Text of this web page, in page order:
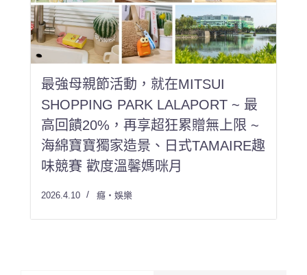
最強母親節活動，就在MITSUI
SHOPPING PARK LALAPORT ~ 最
高回饋20%，再享超狂累贈無上限 ~
海綿寶寶獨家造景、日式TAMAIRE趣
味競賽 歡度溫馨媽咪月
2026.4.10 癮・娛樂